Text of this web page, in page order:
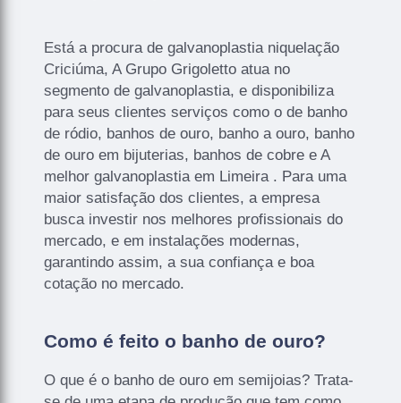
Está a procura de galvanoplastia niquelação
Criciúma, A Grupo Grigoletto atua no
segmento de galvanoplastia, e disponibiliza
para seus clientes serviços como o de banho
de ródio, banhos de ouro, banho a ouro, banho
de ouro em bijuterias, banhos de cobre e A
melhor galvanoplastia em Limeira . Para uma
maior satisfação dos clientes, a empresa
busca investir nos melhores profissionais do
mercado, e em instalações modernas,
garantindo assim, a sua confiança e boa
cotação no mercado.
Como é feito o banho de ouro?
O que é o banho de ouro em semijoias? Trata-